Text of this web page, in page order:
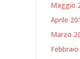
Maggio
Aprile
Marzo